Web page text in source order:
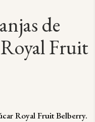
de
Fruit
Royal Fruit Belberry.